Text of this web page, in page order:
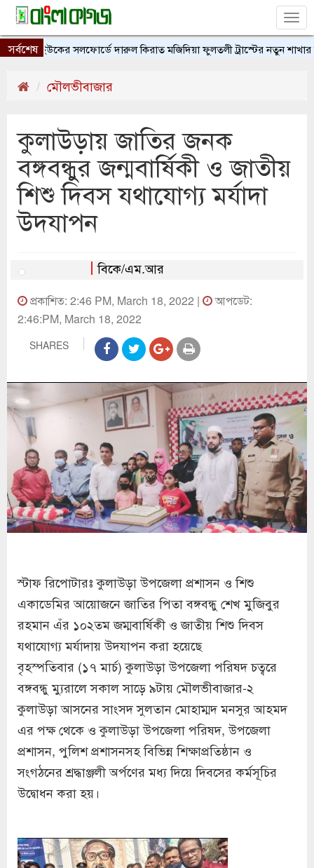
সর্বশেষইউকের সলফোর্ডে দারুল কিরাত মজিদিয়া ফুলতলী ট্রাস্টের নতুন শাখার
মৌলভীবাজার
কুলাউড়ায় জাতির জনক
বঙ্গবন্ধুুর জন্মবার্ষিকী ও জাতীয়
শিশু দিবস যথাযোগ্য মর্যাদা
উদযাপন
বিকে/এম.আর
প্রকাশিত: 2:46 PM, March 18, 2022 |
আপডেট:
2:46:PM, March 18, 2022
SHARES
স্টাফ রিপোটারঃ কুলাউড়া উপজেলা প্রশাসন ও শিশু
একাডেমির আয়োজনে জাতির পিতা বঙ্গবন্ধু শেখ মুজিবুর
রহমান এঁর ১০২তম জম্মবার্ষিকী ও জাতীয় শিশু দিবস
যথাযোগ্য মর্যাদায় উদযাপন করা হয়েছে
বৃহস্পতিবার (১৭ মার্চ) কুলাউড়া উপজেলা পরিষদ চত্বরে
বঙ্গবন্ধু ম্যুরালে সকাল সাড়ে ৯টায় মৌলভীবাজার-২
কুলাউড়া আসনের সাংসদ সুলতান মোহাম্মদ মনসুর আহমদ
এর পক্ষ থেকে ও কুলাউড়া উপজেলা পরিষদ, উপজেলা
প্রশাসন, পুলিশ প্রশাসনসহ বিভিন্ন শিক্ষাপ্রতিষ্ঠান ও
সংগঠনের শ্রদ্ধাঞ্জলী অর্পণের মধ্য দিয়ে দিবসের কর্মসূচির
উদ্বোধন করা হয়।